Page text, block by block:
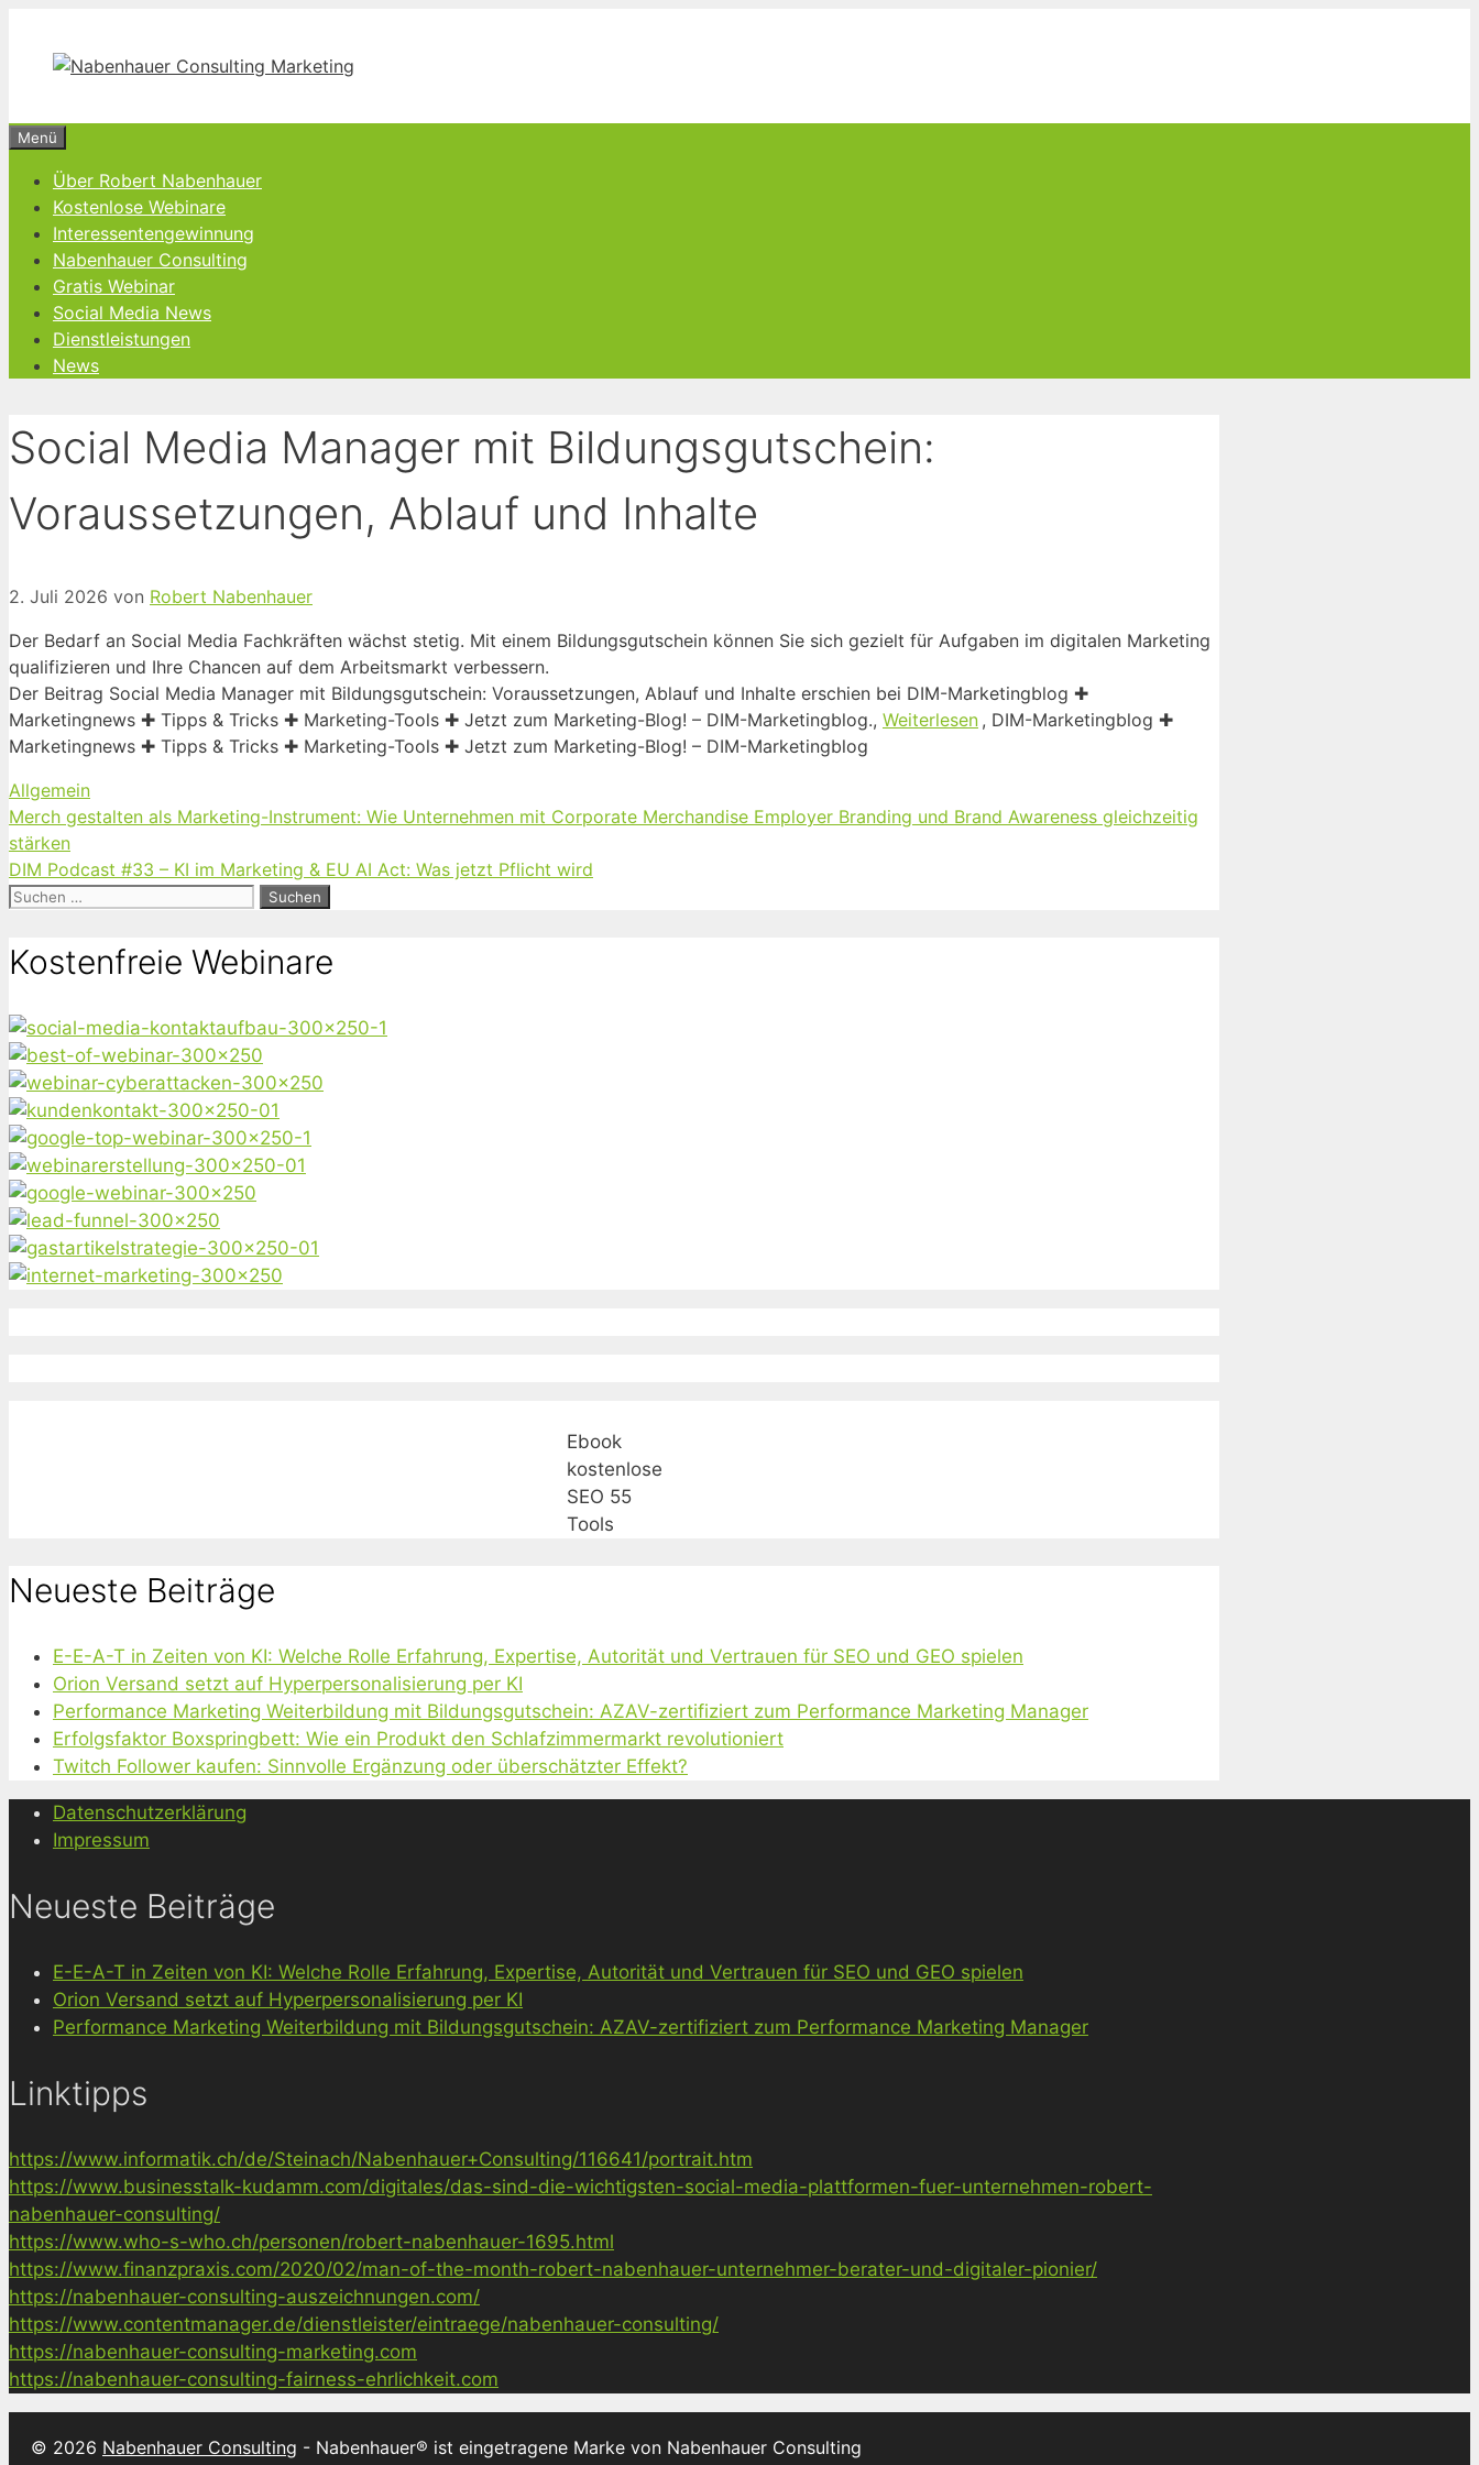
springen
Menü
Über Robert Nabenhauer
Kostenlose Webinare
Interessentengewinnung
Nabenhauer Consulting
Gratis Webinar
Social Media News
Dienstleistungen
News
Social Media Manager mit Bildungsgutschein:
Voraussetzungen, Ablauf und Inhalte
2. Juli 2026 von Robert Nabenhauer
Der Bedarf an Social Media Fachkräften wächst stetig. Mit einem Bildungsgutschein können Sie sich gezielt für Aufgaben im digitalen Marketing
qualifizieren und Ihre Chancen auf dem Arbeitsmarkt verbessern.
Der Beitrag Social Media Manager mit Bildungsgutschein: Voraussetzungen, Ablauf und Inhalte erschien bei DIM-Marketingblog ✚
Marketingnews ✚ Tipps & Tricks ✚ Marketing-Tools ✚ Jetzt zum Marketing-Blog! – DIM-Marketingblog., Weiterlesen , DIM-Marketingblog ✚
Marketingnews ✚ Tipps & Tricks ✚ Marketing-Tools ✚ Jetzt zum Marketing-Blog! – DIM-Marketingblog
Kategorien
Allgemein
Merch gestalten als Marketing-Instrument: Wie Unternehmen mit Corporate Merchandise Employer Branding und Brand Awareness gleichzeitig
stärken
DIM Podcast #33 – KI im Marketing & EU AI Act: Was jetzt Pflicht wird
Suchen
Kostenfreie Webinare
Ebook
kostenlose
SEO 55
Tools
Neueste Beiträge
E-E-A-T in Zeiten von KI: Welche Rolle Erfahrung, Expertise, Autorität und Vertrauen für SEO und GEO spielen
Orion Versand setzt auf Hyperpersonalisierung per KI
Performance Marketing Weiterbildung mit Bildungsgutschein: AZAV-zertifiziert zum Performance Marketing Manager
Erfolgsfaktor Boxspringbett: Wie ein Produkt den Schlafzimmermarkt revolutioniert
Twitch Follower kaufen: Sinnvolle Ergänzung oder überschätzter Effekt?
Datenschutzerklärung
Impressum
Neueste Beiträge
E-E-A-T in Zeiten von KI: Welche Rolle Erfahrung, Expertise, Autorität und Vertrauen für SEO und GEO spielen
Orion Versand setzt auf Hyperpersonalisierung per KI
Performance Marketing Weiterbildung mit Bildungsgutschein: AZAV-zertifiziert zum Performance Marketing Manager
Linktipps
https://www.informatik.ch/de/Steinach/Nabenhauer+Consulting/116641/portrait.htm
https://www.businesstalk-kudamm.com/digitales/das-sind-die-wichtigsten-social-media-plattformen-fuer-unternehmen-robert-
nabenhauer-consulting/
https://www.who-s-who.ch/personen/robert-nabenhauer-1695.html
https://www.finanzpraxis.com/2020/02/man-of-the-month-robert-nabenhauer-unternehmer-berater-und-digitaler-pionier/
https://nabenhauer-consulting-auszeichnungen.com/
https://www.contentmanager.de/dienstleister/eintraege/nabenhauer-consulting/
https://nabenhauer-consulting-marketing.com
https://nabenhauer-consulting-fairness-ehrlichkeit.com
© 2026 Nabenhauer Consulting - Nabenhauer® ist eingetragene Marke von Nabenhauer Consulting